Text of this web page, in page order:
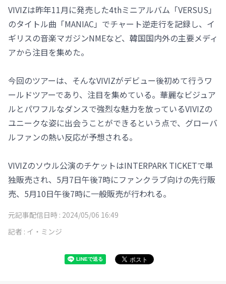
VIVIZは昨年11月に発売した4thミニアルバム「VERSUS」
のタイトル曲「MANIAC」でチャート逆走行を記録し、イ
ギリスの音楽マガジンNMEなど、韓国国内外の主要メディ
アから注目を集めた。
今回のツアーは、そんなVIVIZがデビュー後初めて行うワ
ールドツアーであり、注目を集めている。華麗なビジュア
ルとパワフルなダンスで強烈な魅力を放っているVIVIZの
ユニークな姿に出会うことができるという点で、グローバ
ルファンの熱い反応が予想される。
VIVIZのソウル公演のチケットはINTERPARK TICKETで単
独販売され、5月7日午後7時にファンクラブ向けの先行販
売、5月10日午後7時に一般販売が行われる。
元記事配信日時 : 2024/05/06 16:49
記者 : イ・ミンジ